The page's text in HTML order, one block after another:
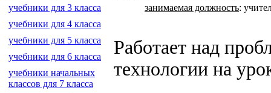
учебники для 3 класса
учебники для 4 класса
учебники для 5 класса
учебники для 6 класса
учебники начальных
классов для 7 класса
занимаемая должность:
Работает над
технологии на